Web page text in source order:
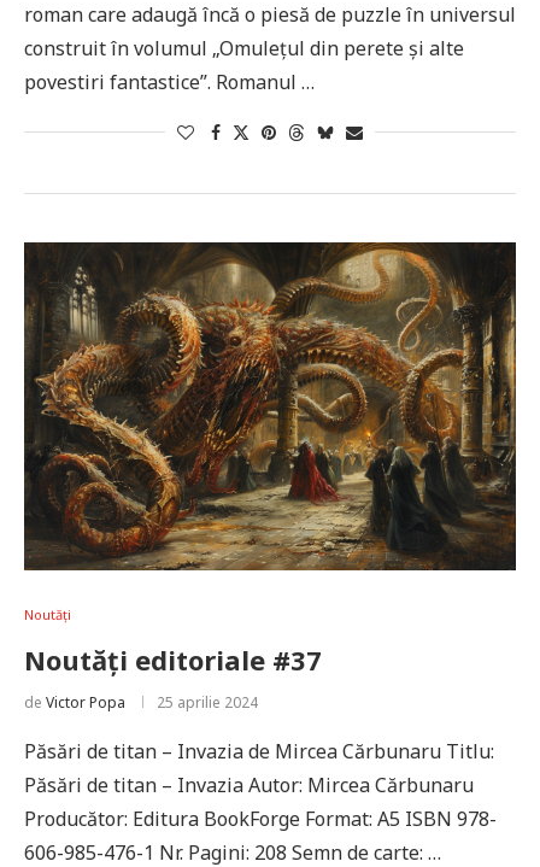
roman care adaugă încă o piesă de puzzle în universul
construit în volumul „Omulețul din perete și alte
povestiri fantastice”. Romanul …
Noutăți
Noutăți editoriale #37
de Victor Popa 25 aprilie 2024
Păsări de titan – Invazia de Mircea Cărbunaru Titlu:
Păsări de titan – Invazia Autor: Mircea Cărbunaru
Producător: Editura BookForge Format: A5 ISBN 978-
606-985-476-1 Nr. Pagini: 208 Semn de carte: …